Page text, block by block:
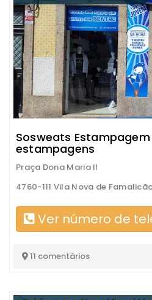
Sosweats
estampagens
Praça Dona Maria II
4760-111 Vila Nova de
Ver número de
11 comentários